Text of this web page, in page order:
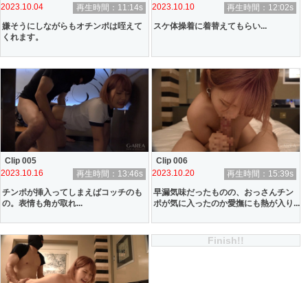
2023.10.04
再生時間：11:14s
嫌そうにしながらもオチンポは咥えて
くれます。
2023.10.10
再生時間：12:02s
スケ体操着に着替えてもらい...
Clip 005
2023.10.16
再生時間：13:46s
チンポが挿入ってしまえばコッチのも
の。表情も角が取れ...
Clip 006
2023.10.20
再生時間：15:39s
早漏気味だったものの、おっさんチン
ポが気に入ったのか愛撫にも熱が入り...
Finish!!